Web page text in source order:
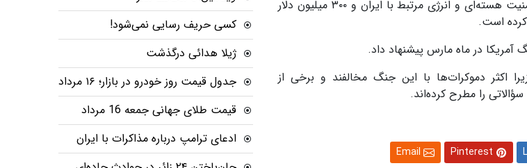
همچنین دولت ترامپ نزدیک به ۷۶۸ میلیون دلار برای وزارت انرژی جهت امنیت هسته‌ای و انرژی مرتبط با ایران و ۳۰۰ میلیون دلار
است.
اکثر دموکرات‌ها با این جنگ مخالفند و برخی از
را مطرح کرده‌اند.
Pinterest
Email
کسی حریف رسایی نمی‌شود!
ژیلا هدائی درگذشت
جدول قیمت روز خودرو در بازار؛ ۱۶ مرداد
قیمت طلای جهانی جمعه 16 مرداد
ادعای ترامپ درباره مذاکرات با ایران